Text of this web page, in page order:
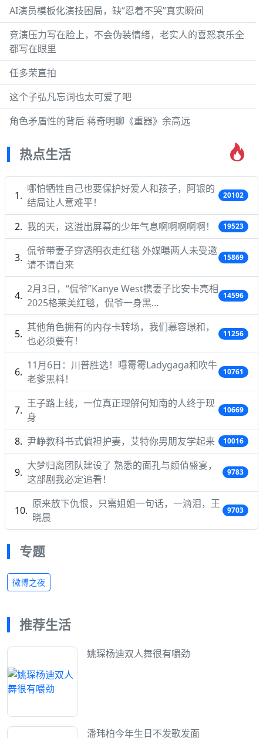
AI演员模板化演技困局，缺“忍着不哭”真实瞬间
竞演压力写在脸上，不会伪装情绪，老实人的喜怒哀乐全
都写在眼里
任多荣直拍
这个子弘凡忘词也太可爱了吧
角色矛盾性的背后 蒋奇明聊《重器》余高远
热点生活
哪怕牺牲自己也要保护好爱人和孩子，阿银的
结局让人意难平！
20102
我的天，这溢出屏幕的少年气息啊啊啊啊啊！ 19523
侃爷带妻子穿透明衣走红毯 外媒曝两人未受邀
请不请自来
15869
2月3日，“侃爷”Kanye West携妻子比安卡亮相
2025格莱美红毯，侃爷一身黑…
14596
其他角色拥有的内存卡转场，我们慕容璟和，
也必须要有！
11256
11月6日：川普胜选！曝霉霉Ladygaga和吹牛
老爹黑料！
10761
王子路上线，一位真正理解何知南的人终于现
身
10669
尹峥教科书式偏袒护妻，艾特你男朋友学起来 10016
大梦归离团队建设了 熟悉的面孔与颜值盛宴，
这部剧我必定追看！
9783
原来放下仇恨，只需姐姐一句话，一滴泪，王
晓晨
9703
专题
微博之夜
推荐生活
姚琛杨迪双人舞很有嚼劲
潘玮柏今年生日不发歌发面